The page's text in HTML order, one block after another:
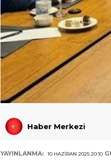
Haber Merkezi
YAYINLANMA: 10 HAZIRAN 2025 20:10